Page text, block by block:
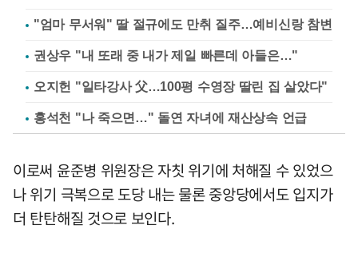
"엄마 무서워" 딸 절규에도 만취 질주…예비신랑 참변
권상우 "내 또래 중 내가 제일 빠른데 아들은…"
오지헌 "일타강사 父…100평 수영장 딸린 집 살았다"
홍석천 "나 죽으면…" 돌연 자녀에 재산상속 언급
이로써 윤준병 위원장은 자칫 위기에 처해질 수 있었으
나 위기 극복으로 도당 내는 물론 중앙당에서도 입지가
더 탄탄해질 것으로 보인다.